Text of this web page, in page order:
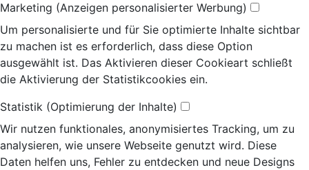
Marketing (Anzeigen personalisierter Werbung)
Um personalisierte und für Sie optimierte Inhalte sichtbar
zu machen ist es erforderlich, dass diese Option
ausgewählt ist. Das Aktivieren dieser Cookieart schließt
die Aktivierung der Statistikcookies ein.
Statistik (Optimierung der Inhalte)
Wir nutzen funktionales, anonymisiertes Tracking, um zu
analysieren, wie unsere Webseite genutzt wird. Diese
Daten helfen uns, Fehler zu entdecken und neue Designs